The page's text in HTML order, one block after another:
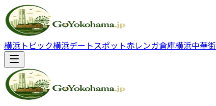
横浜トピック横浜デートスポット赤レンガ倉庫横浜中華街